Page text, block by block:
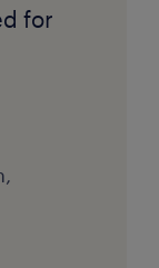
for